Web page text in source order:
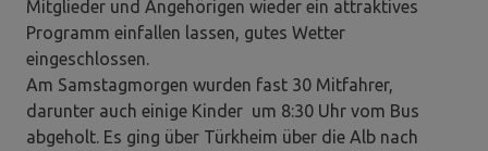
Mitglieder und Angehörigen wieder ein attraktives
Programm einfallen lassen, gutes Wetter
eingeschlossen.
Am Samstagmorgen wurden fast 30 Mitfahrer,
darunter auch einige Kinder um 8:30 Uhr vom Bus
abgeholt. Es ging über Türkheim über die Alb nach